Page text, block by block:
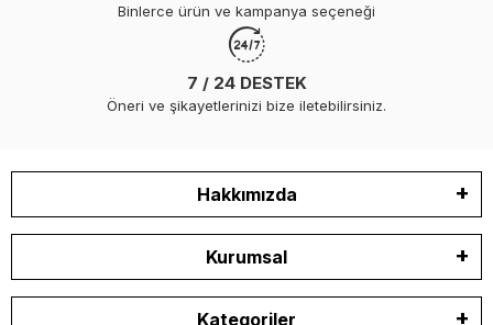
Binlerce ürün ve kampanya seçeneği
7 / 24 DESTEK
Öneri ve şikayetlerinizi bize iletebilirsiniz.
Hakkımızda
Kurumsal
Kategoriler